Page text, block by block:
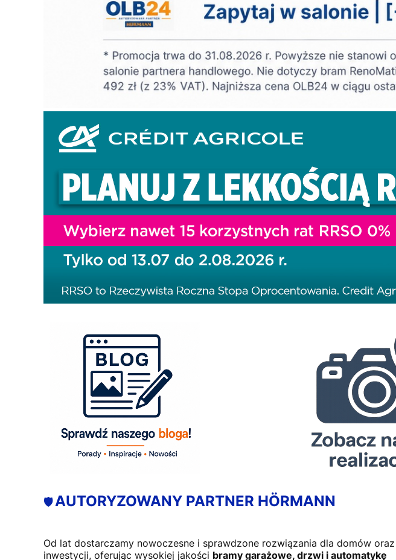
🛡️AUTORYZOWANY PARTNER HÖRMANN
Od lat dostarczamy nowoczesne i sprawdzone rozwiązania dla domów oraz
inwestycji, oferując wysokiej jakości bramy garażowe, drzwi i automatykę